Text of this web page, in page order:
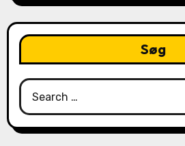
Søg
Search
for: